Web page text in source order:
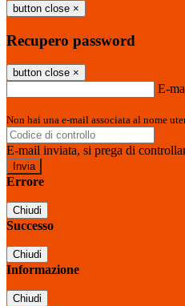
button close ×
Recupero password
button close ×
E-
Non hai una e-mail associata al nome
E-mail inviata, si prega di
Errore
Chiudi
Successo
Chiudi
Informazione
Chiudi